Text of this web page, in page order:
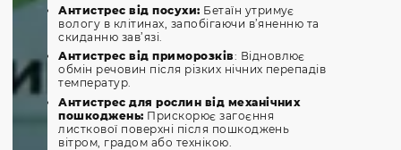
Антистрес від посухи: Бетаїн утримує
вологу в клітинах, запобігаючи в’яненню та
скиданню зав’язі.
Антистрес від приморозків: Відновлює
обмін речовин після різких нічних перепадів
температур.
Антистрес для рослин від механічних
пошкоджень: Прискорює загоєння
листкової поверхні після пошкоджень
вітром, градом або технікою.